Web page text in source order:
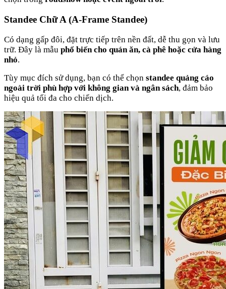
Standee Chữ A (A-Frame Standee)
Có dạng gấp đôi, đặt trực tiếp trên nền đất, dễ thu gọn và lưu
trữ. Đây là mẫu phổ biến cho quán ăn, cà phê hoặc cửa hàng
nhỏ.
Tùy mục đích sử dụng, bạn có thể chọn standee quảng cáo
ngoài trời phù hợp với không gian và ngân sách, đảm bảo
hiệu quả tối đa cho chiến dịch.